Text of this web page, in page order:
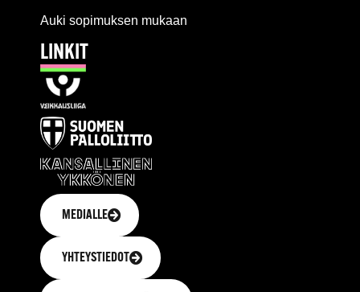
Auki sopimuksen mukaan
LINKIT
MEDIALLE
YHTEYSTIEDOT